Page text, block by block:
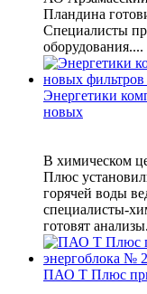
Пландина
Специалисты
оборудования....
Энергетики
новых
В химическом
Плюс
горячей воды
специалисты-
готовят
ПАО Т Плюс